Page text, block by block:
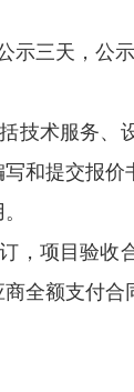
示三天，公
技术服务
和提交报
，项目验
全额支付合